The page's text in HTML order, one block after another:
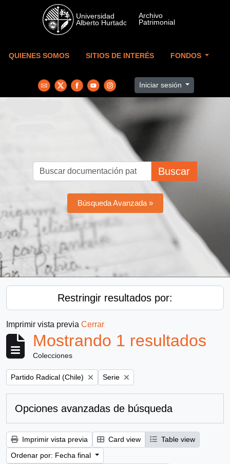
Skip to main content
QUIENES SOMOS SITIOS DE INTERÉS FONDOS
Iniciar sesión
Buscar
Búsqueda Avanzada »
Restringir resultados por:
Imprimir vista previa Cerrar
Mostrando 1 resultados
Colecciones
Remove filter:
Partido Radical (Chile) Remove filter:
Serie
Opciones avanzadas de búsqueda
Imprimir vista previa Card view
Table view
Ordenar por: Fecha final